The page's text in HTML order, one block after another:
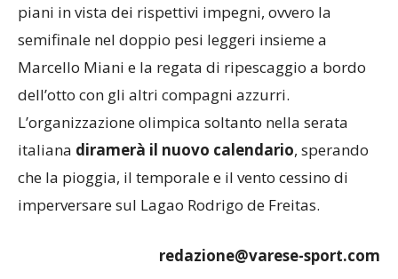
piani in vista dei rispettivi impegni, ovvero la
semifinale nel doppio pesi leggeri insieme a
Marcello Miani e la regata di ripescaggio a bordo
dell’otto con gli altri compagni azzurri.
L’organizzazione olimpica soltanto nella serata
italiana diramerà il nuovo calendario, sperando
che la pioggia, il temporale e il vento cessino di
imperversare sul Lagao Rodrigo de Freitas.
redazione@varese-sport.com